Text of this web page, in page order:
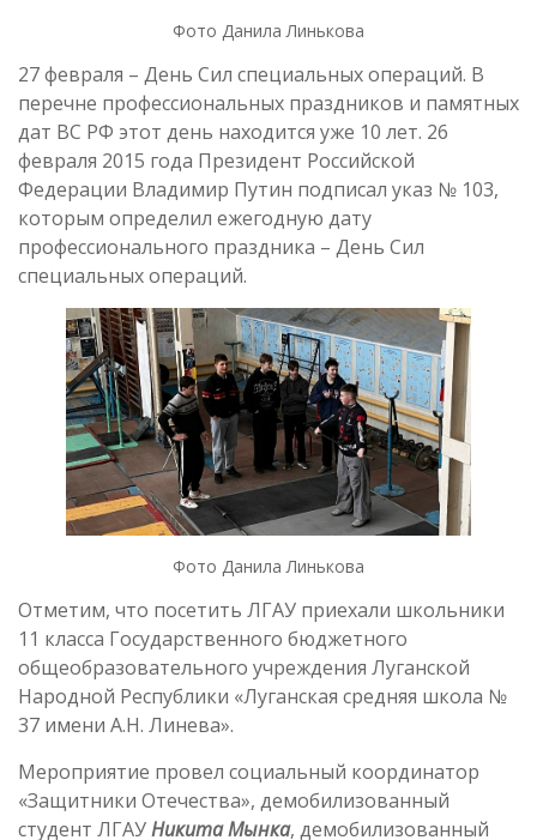
Фото Данила Линькова
27 февраля – День Сил специальных операций. В
перечне профессиональных праздников и памятных
дат ВС РФ этот день находится уже 10 лет. 26
февраля 2015 года Президент Российской
Федерации Владимир Путин подписал указ № 103,
которым определил ежегодную дату
профессионального праздника – День Сил
специальных операций.
Фото Данила Линькова
Отметим, что посетить ЛГАУ приехали школьники
11 класса Государственного бюджетного
общеобразовательного учреждения Луганской
Народной Республики «Луганская средняя школа №
37 имени А.Н. Линева».
Мероприятие провел социальный координатор
«Защитники Отечества», демобилизованный
студент ЛГАУНикита Мынка, демобилизованный